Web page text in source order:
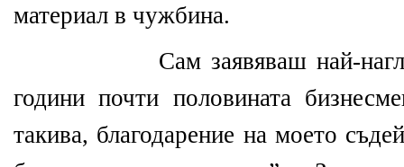
материал в чужбина.
Сам заявяваш най-
години почти половината
такива, благодарение на моето